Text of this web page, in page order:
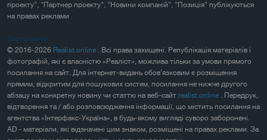
проекту", "Партнер проекту", "Новини компаній", "Позиція" публікуються
на правах реклами
Карта сайта
© 2016-2026 Realist.online . Всі права захищені. Републікація матеріалів і
фотографій, які є власністю «Реаліст», можлива тільки за умови прямого
посилання на сайт. Для інтернет-видань обов'язковим є розміщення
прямим, відкритим для пошукових систем, посилання не нижче другого
абзацу на конкретну новину чи статтю на веб-сайт realist.online . Передрук,
відтворення та / або розповсюдження інформації, що містить посилання на
агентства «Інтерфакс-Україна», в будь-якому вигляді суворо заборонені.
AD - матеріали, які відзначені цим знаком, розміщені на правах реклами. За